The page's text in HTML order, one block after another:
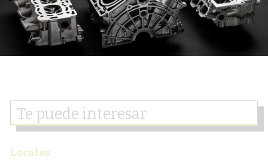
Te puede interesar
Locales